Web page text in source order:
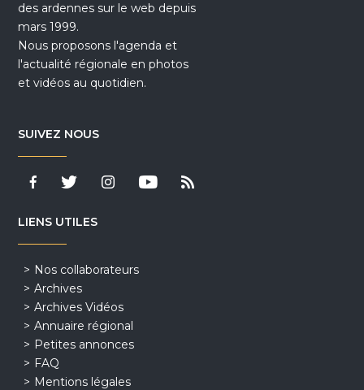
des ardennes sur le web depuis
mars 1999.
Nous proposons l'agenda et
l'actualité régionale en photos
et vidéos au quotidien.
SUIVEZ NOUS
LIENS UTILES
Nos collaborateurs
Archives
Archives Vidéos
Annuaire régional
Petites annonces
FAQ
Mentions légales